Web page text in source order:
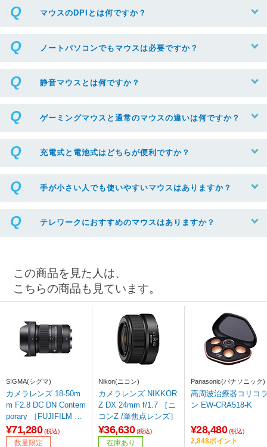
マウスのDPIとは何ですか？
ノートパソコンでもマウスは必要ですか？
静音マウスとは何ですか？
ゲーミングマウスと通常のマウスの違いは何ですか？
充電式と電池式はどちらが便利ですか？
手が小さい人でも使いやすいマウスはありますか？
テレワークにおすすめのマウスはありますか？
この商品を見た人は、
こちらの商品も見ています。
SIGMA(シグマ)
カメラレンズ 18-50m
m F2.8 DC DN Contem
porary ［FUJIFILM X /
ズームレンズ］
¥71,280 (税込)
数量限定
Nikon(ニコン)
カメラレンズ NIKKOR
Z DX 24mm f/1.7 ［ニ
コンZ /単焦点レンズ］
¥36,630 (税込)
在庫あり
Panasonic(パナソニック)
高周波治療器コリコ
ン EW-CRA518-K
¥28,480 (税込)
2,848ポイント